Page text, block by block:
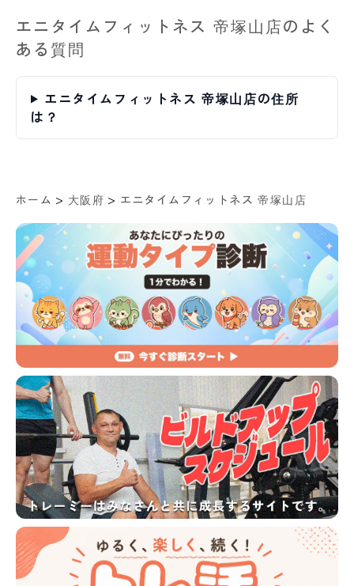
エニタイムフィットネス 帝塚山店のよく
ある質問
エニタイムフィットネス 帝塚山店の住所
は？
ホーム > 大阪府 > エニタイムフィットネス 帝塚山店